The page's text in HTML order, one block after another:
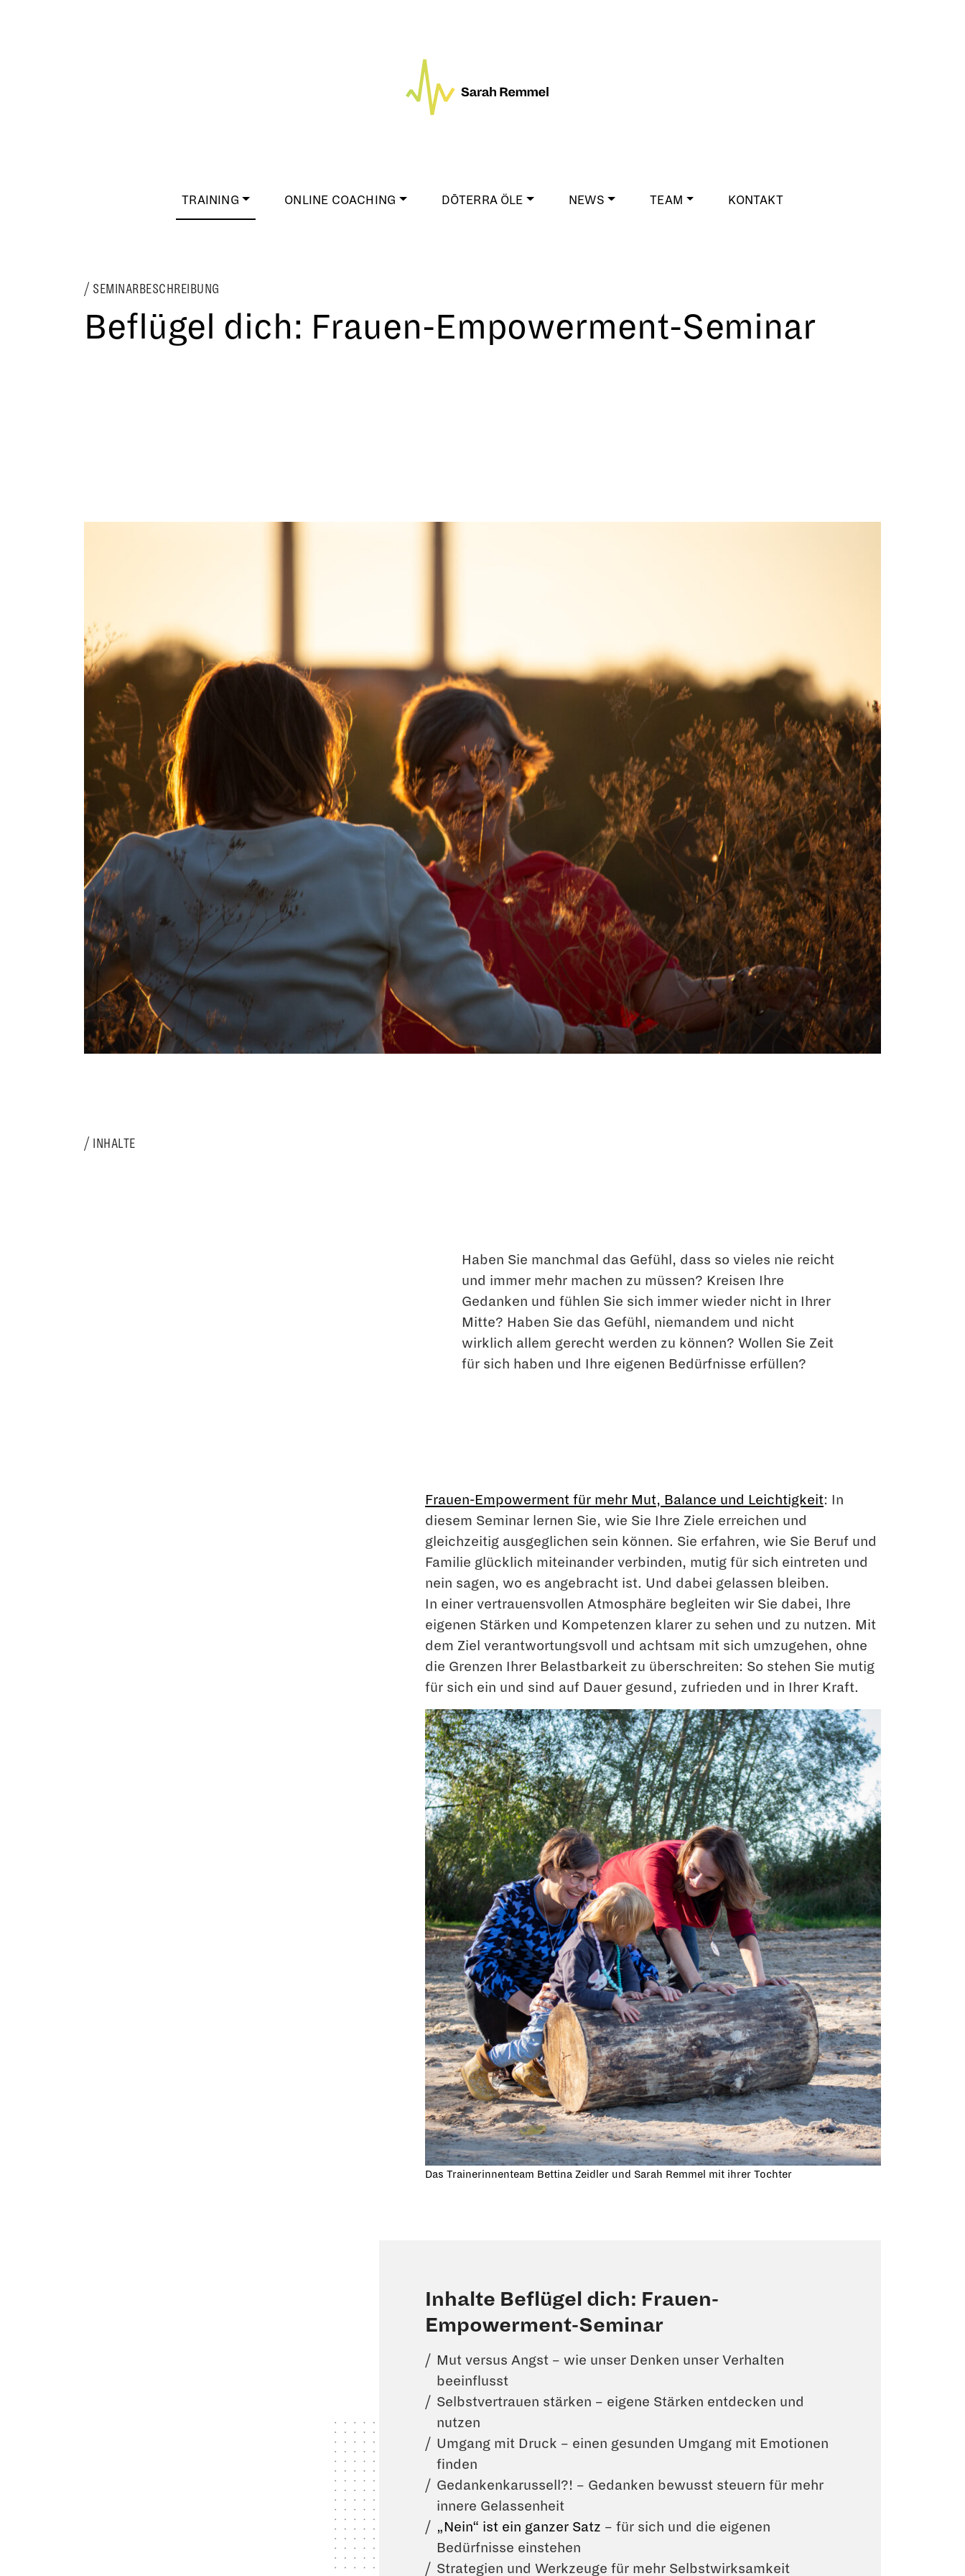
TRAINING ONLINE COACHING DŌTERRA ÖLE NEWS TEAM KONTAKT
SEMINARBESCHREIBUNG
Beflügel dich: Frauen-Empowerment-Seminar
INHALTE
Haben Sie manchmal das Gefühl, dass so vieles nie reicht
und immer mehr machen zu müssen? Kreisen Ihre
Gedanken und fühlen Sie sich immer wieder nicht in Ihrer
Mitte? Haben Sie das Gefühl, niemandem und nicht
wirklich allem gerecht werden zu können? Wollen Sie Zeit
für sich haben und Ihre eigenen Bedürfnisse erfüllen?
Frauen-Empowerment für mehr Mut, Balance und Leichtigkeit: In
diesem Seminar lernen Sie, wie Sie Ihre Ziele erreichen und
gleichzeitig ausgeglichen sein können. Sie erfahren, wie Sie Beruf und
Familie glücklich miteinander verbinden, mutig für sich eintreten und
nein sagen, wo es angebracht ist. Und dabei gelassen bleiben.
In einer vertrauensvollen Atmosphäre begleiten wir Sie dabei, Ihre
eigenen Stärken und Kompetenzen klarer zu sehen und zu nutzen. Mit
dem Ziel verantwortungsvoll und achtsam mit sich umzugehen, ohne
die Grenzen Ihrer Belastbarkeit zu überschreiten: So stehen Sie mutig
für sich ein und sind auf Dauer gesund, zufrieden und in Ihrer Kraft.
Das Trainerinnenteam Bettina Zeidler und Sarah Remmel mit ihrer Tochter
Inhalte Beflügel dich: Frauen-
Empowerment-Seminar
Mut versus Angst – wie unser Denken unser Verhalten
beeinflusst
Selbstvertrauen stärken – eigene Stärken entdecken und
nutzen
Umgang mit Druck – einen gesunden Umgang mit Emotionen
finden
Gedankenkarussell?! – Gedanken bewusst steuern für mehr
innere Gelassenheit
„Nein“ ist ein ganzer Satz – für sich und die eigenen
Bedürfnisse einstehen
Strategien und Werkzeuge für mehr Selbstwirksamkeit